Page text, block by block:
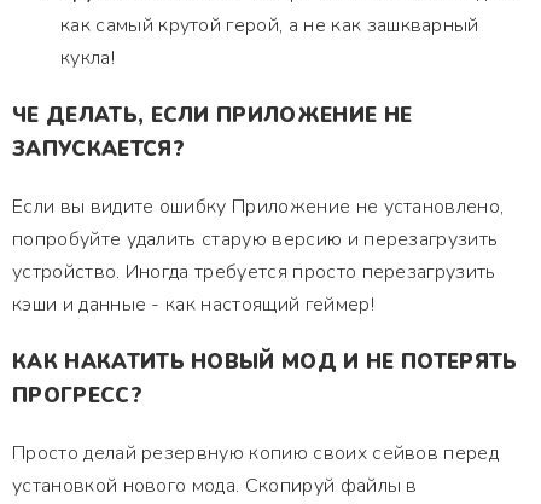
как самый крутой герой, а не как зашкварный
кукла!
ЧЕ ДЕЛАТЬ, ЕСЛИ ПРИЛОЖЕНИЕ НЕ
ЗАПУСКАЕТСЯ?
Если вы видите ошибку Приложение не установлено,
попробуйте удалить старую версию и перезагрузить
устройство. Иногда требуется просто перезагрузить
кэши и данные - как настоящий геймер!
КАК НАКАТИТЬ НОВЫЙ МОД И НЕ ПОТЕРЯТЬ
ПРОГРЕСС?
Просто делай резервную копию своих сейвов перед
установкой нового мода. Скопируй файлы в